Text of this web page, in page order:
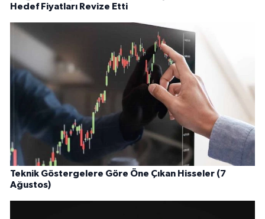
Hedef Fiyatları Revize Etti
Teknik Göstergelere Göre Öne Çıkan Hisseler (7
Ağustos)